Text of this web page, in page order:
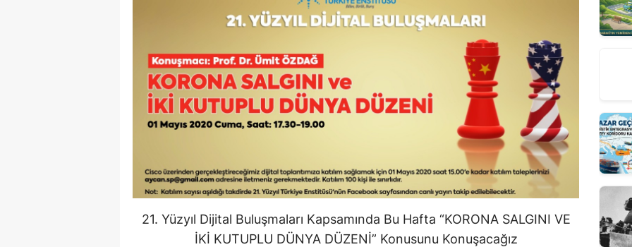
21. Yüzyıl Dijital Buluşmaları Kapsamında Bu Hafta “KORONA SALGINI VE
İKİ KUTUPLU DÜNYA DÜZENİ” Konusunu Konuşacağız